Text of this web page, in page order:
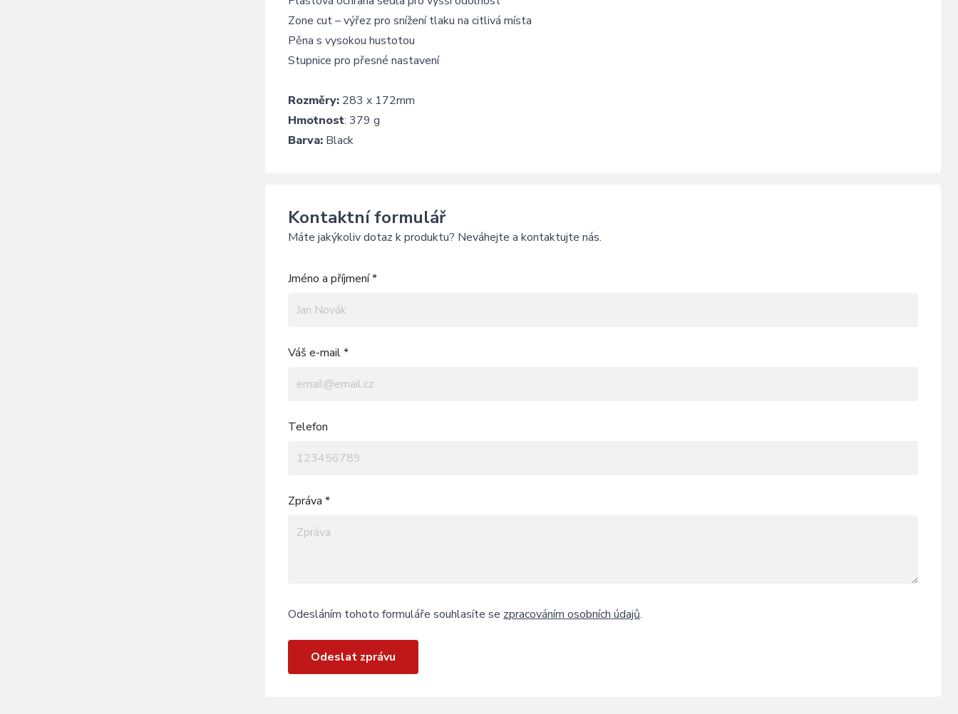
Zone cut – výřez pro snížení tlaku na citlivá místa
Pěna s vysokou hustotou
Stupnice pro přesné nastavení
Rozměry: 283 x 172mm
Hmotnost: 379 g
Barva: Black
Kontaktní formulář
Máte jakýkoliv dotaz k produktu? Neváhejte a kontaktujte nás.
Jméno a příjmení *
Váš e-mail *
Telefon
Zpráva *
Odesláním tohoto formuláře souhlasíte se zpracováním osobních údajů.
Odeslat zprávu